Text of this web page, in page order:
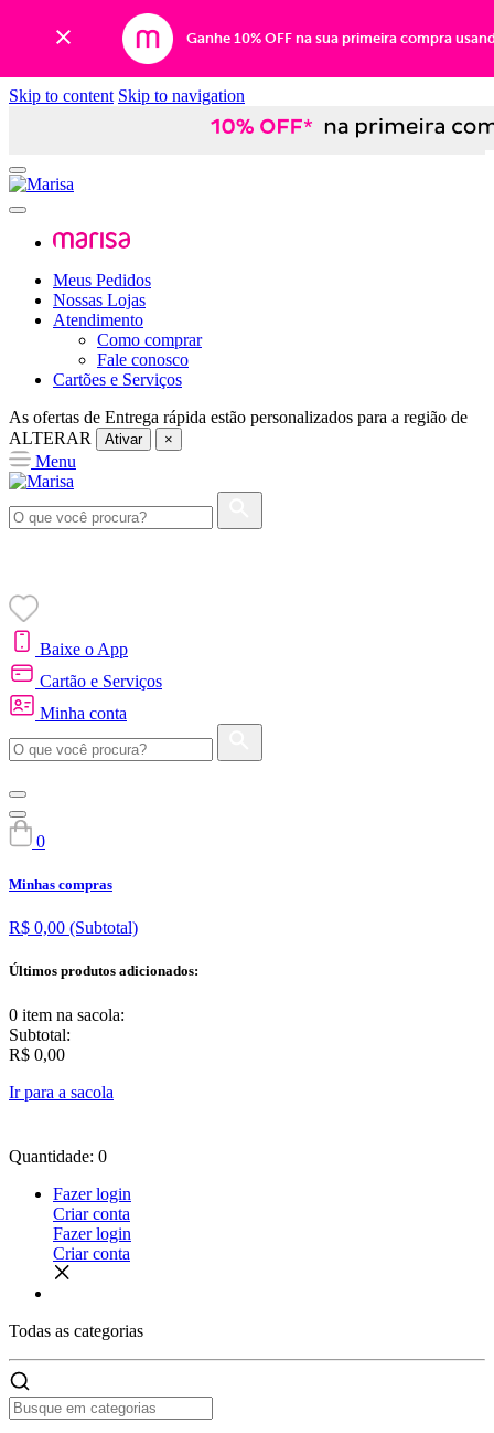
Ganhe 10% OFF na sua primeira compra
Skip to content Skip to navigation
Meus Pedidos
Nossas Lojas
Atendimento
Como comprar
Fale conosco
Cartões e Serviços
As ofertas de Entrega rápida estão personalizados para a região de
ALTERAR
Ativar ×
Menu
Baixe o App
Cartão e Serviços
Minha conta
0
Minhas compras
R$ 0,00 (Subtotal)
Últimos produtos adicionados:
0 item na sacola:
Subtotal:
R$ 0,00
Ir para a sacola
Quantidade: 0
Fazer login
Criar conta
Fazer login
Criar conta
Todas as categorias